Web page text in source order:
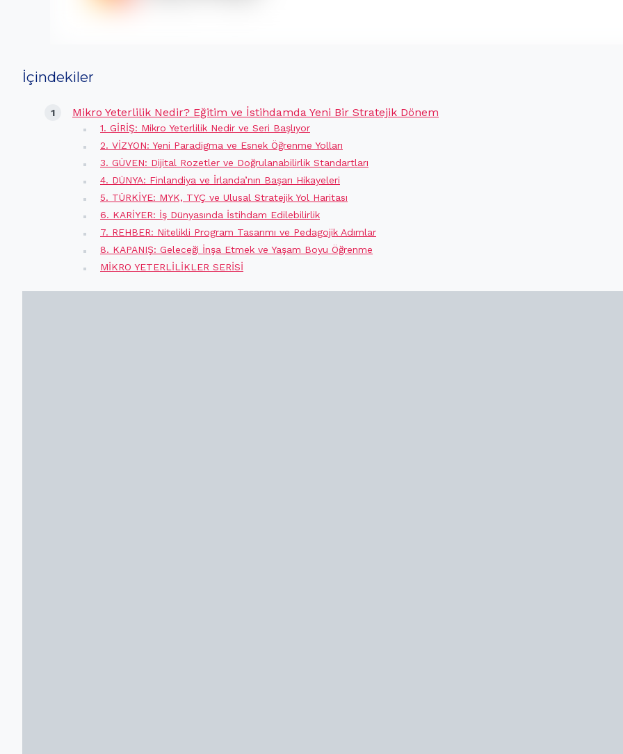
İçindekiler
Mikro Yeterlilik Nedir? Eğitim ve İstihdamda Yeni Bir Stratejik Dönem
1. GİRİŞ: Mikro Yeterlilik Nedir ve Seri Başlıyor
2. VİZYON: Yeni Paradigma ve Esnek Öğrenme Yolları
3. GÜVEN: Dijital Rozetler ve Doğrulanabilirlik Standartları
4. DÜNYA: Finlandiya ve İrlanda’nın Başarı Hikayeleri
5. TÜRKİYE: MYK, TYÇ ve Ulusal Stratejik Yol Haritası
6. KARİYER: İş Dünyasında İstihdam Edilebilirlik
7. REHBER: Nitelikli Program Tasarımı ve Pedagojik Adımlar
8. KAPANIŞ: Geleceği İnşa Etmek ve Yaşam Boyu Öğrenme
MİKRO YETERLİLİKLER SERİSİ